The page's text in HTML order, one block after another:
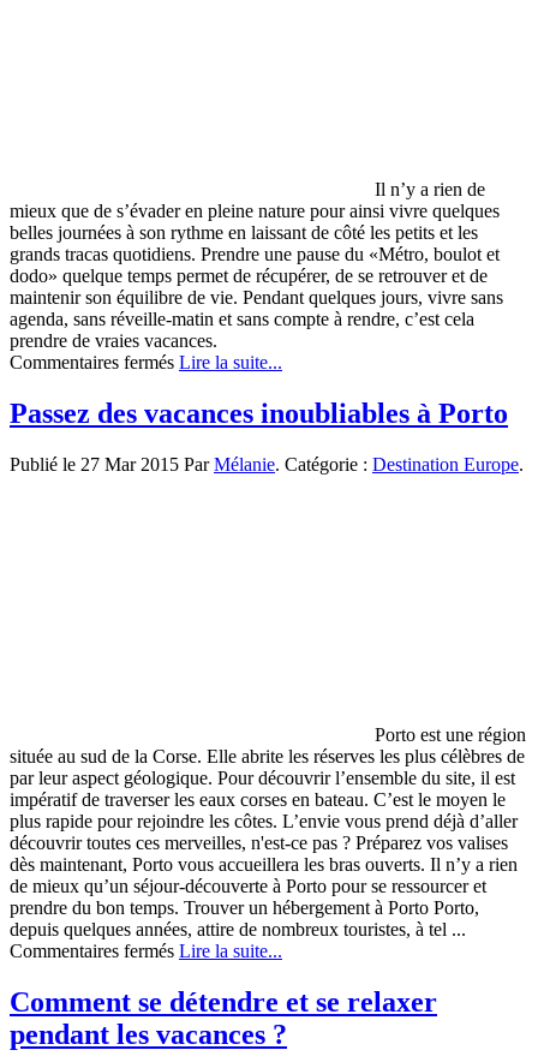
Il n’y a rien de
mieux que de s’évader en pleine nature pour ainsi vivre quelques
belles journées à son rythme en laissant de côté les petits et les
grands tracas quotidiens. Prendre une pause du «Métro, boulot et
dodo» quelque temps permet de récupérer, de se retrouver et de
maintenir son équilibre de vie. Pendant quelques jours, vivre sans
agenda, sans réveille-matin et sans compte à rendre, c’est cela
prendre de vraies vacances.
Commentaires ferméssur
Tourisme
communautaire
Lire la suite...
Passez des vacances inoubliables à Porto
Publié le 27 Mar 2015 ParMélanie. Catégorie : Destination Europe.
Porto est une région
située au sud de la Corse. Elle abrite les réserves les plus célèbres de
par leur aspect géologique. Pour découvrir l’ensemble du site, il est
impératif de traverser les eaux corses en bateau. C’est le moyen le
plus rapide pour rejoindre les côtes. L’envie vous prend déjà d’aller
découvrir toutes ces merveilles, n'est-ce pas ? Préparez vos valises
dès maintenant, Porto vous accueillera les bras ouverts. Il n’y a rien
de mieux qu’un séjour-découverte à Porto pour se ressourcer et
prendre du bon temps. Trouver un hébergement à Porto Porto,
depuis quelques années, attire de nombreux touristes, à tel ...
Commentaires ferméssur
des
vacances
inoubliables
Lire la suite...
Comment se détendre et se relaxer
pendant les vacances ?